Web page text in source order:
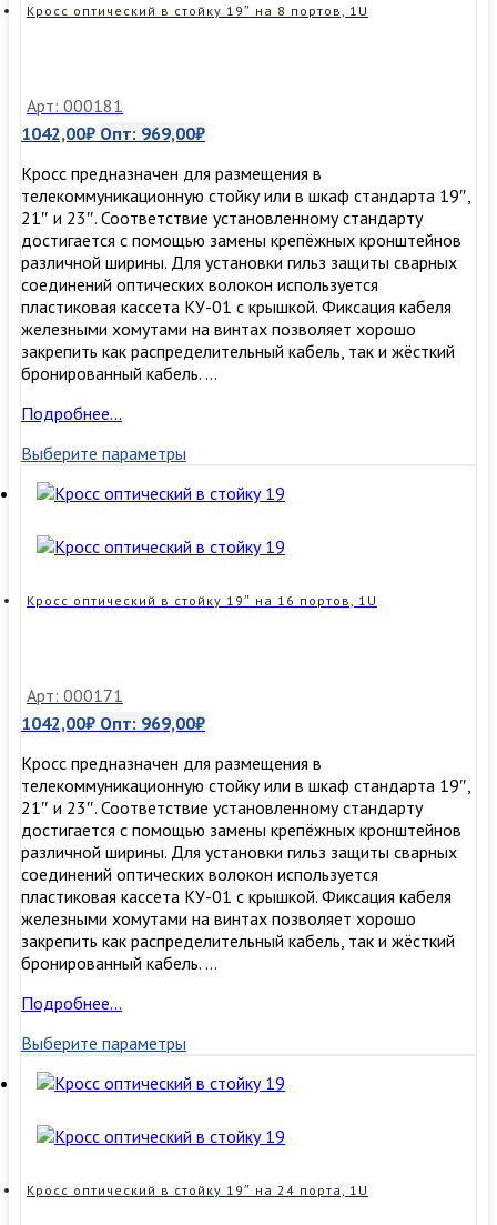
1U
Кросс оптический в стойку 19″ на 8 портов, 1U
Арт: 000181
1042,00₽ Опт: 969,00₽
Кросс предназначен для размещения в
телекоммуникационную стойку или в шкаф стандарта 19″,
21″ и 23″. Соответствие установленному стандарту
достигается с помощью замены крепёжных кронштейнов
различной ширины. Для установки гильз защиты сварных
соединений оптических волокон используется
пластиковая кассета КУ-01 с крышкой. Фиксация кабеля
железными хомутами на винтах позволяет хорошо
закрепить как распределительный кабель, так и жёсткий
бронированный кабель. …
Кросс
в
стойку
19″
Подробнее…
Выберите параметры
Кросс оптический в стойку 19″ на 16 портов, 1U
Арт: 000171
1042,00₽ Опт: 969,00₽
Кросс предназначен для размещения в
телекоммуникационную стойку или в шкаф стандарта 19″,
21″ и 23″. Соответствие установленному стандарту
достигается с помощью замены крепёжных кронштейнов
различной ширины. Для установки гильз защиты сварных
соединений оптических волокон используется
пластиковая кассета КУ-01 с крышкой. Фиксация кабеля
железными хомутами на винтах позволяет хорошо
закрепить как распределительный кабель, так и жёсткий
бронированный кабель. …
Кросс
в
стойку
19″
16
Подробнее…
Выберите параметры
Кросс оптический в стойку 19″ на 24 порта, 1U